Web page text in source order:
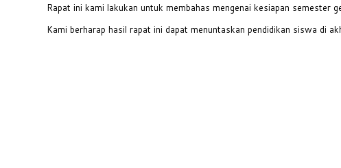
Rapat ini kami lakukan untuk membahas mengenai kesiapan semester
Kami berharap hasil rapat ini dapat menuntaskan pendidikan siswa di